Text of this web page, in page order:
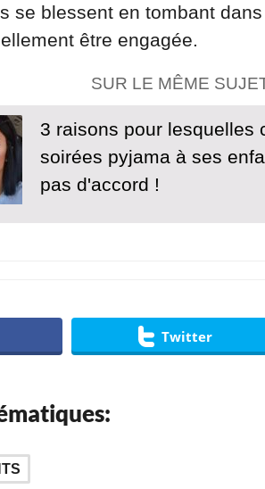
se blessent en tombant
être engagée.
SUR LE MÊME
3 raisons pour lesquelles
soirées pyjama à ses
pas d'accord !
Twitter